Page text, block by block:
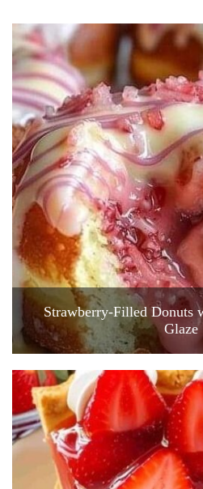
Strawberry-Filled Donuts
Glaze